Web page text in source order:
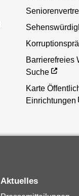
Barrierefreies
Suche
Karte
Einrichtungen
Aktuelles